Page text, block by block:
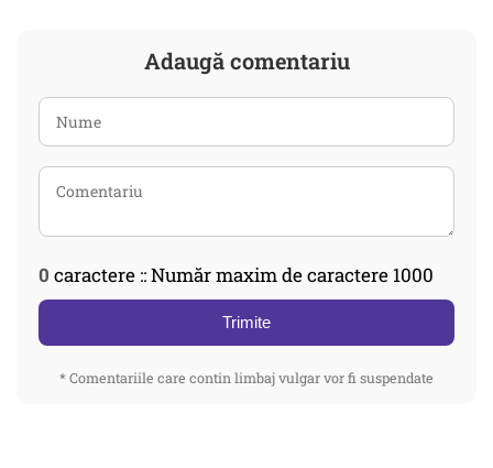
Adaugă comentariu
0 caractere :: Număr maxim de caractere 1000
Trimite
* Comentariile care contin limbaj vulgar vor fi suspendate